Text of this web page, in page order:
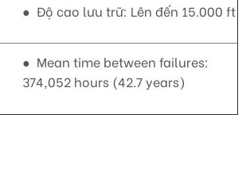
● Độ cao lưu trữ: Lên đến 15.000 ft
● Mean time between failures:
374,052 hours (42.7 years)